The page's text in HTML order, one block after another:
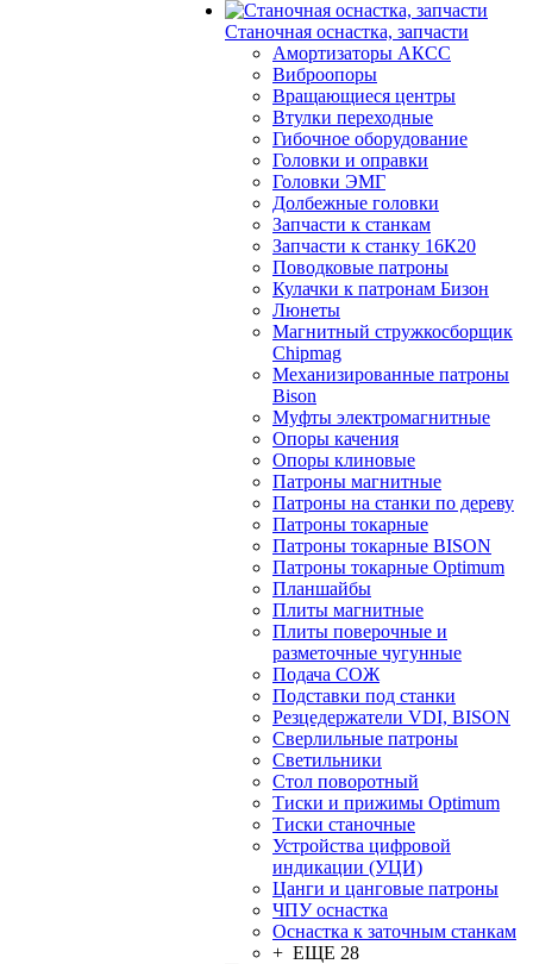
Станочная оснастка, запчасти
Амортизаторы АКСС
Виброопоры
Вращающиеся центры
Втулки переходные
Гибочное оборудование
Головки и оправки
Головки ЭМГ
Долбежные головки
Запчасти к станкам
Запчасти к станку 16К20
Поводковые патроны
Кулачки к патронам Бизон
Люнеты
Магнитный стружкосборщик
Chipmag
Механизированные патроны
Bison
Муфты электромагнитные
Опоры качения
Опоры клиновые
Патроны магнитные
Патроны на станки по дереву
Патроны токарные
Патроны токарные BISON
Патроны токарные Optimum
Планшайбы
Плиты магнитные
Плиты поверочные и
разметочные чугунные
Подача СОЖ
Подставки под станки
Резцедержатели VDI, BISON
Сверлильные патроны
Светильники
Стол поворотный
Тиски и прижимы Optimum
Тиски станочные
Устройства цифровой
индикации (УЦИ)
Цанги и цанговые патроны
ЧПУ оснастка
Оснастка к заточным станкам
+ ЕЩЕ 28